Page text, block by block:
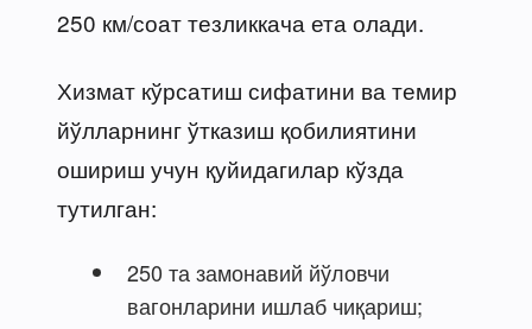
250 км/соат тезликкача ета олади.
Хизмат кўрсатиш сифатини ва темир
йўлларнинг ўтказиш қобилиятини
ошириш учун қуйидагилар кўзда
тутилган:
250 та замонавий йўловчи
вагонларини ишлаб чиқариш;